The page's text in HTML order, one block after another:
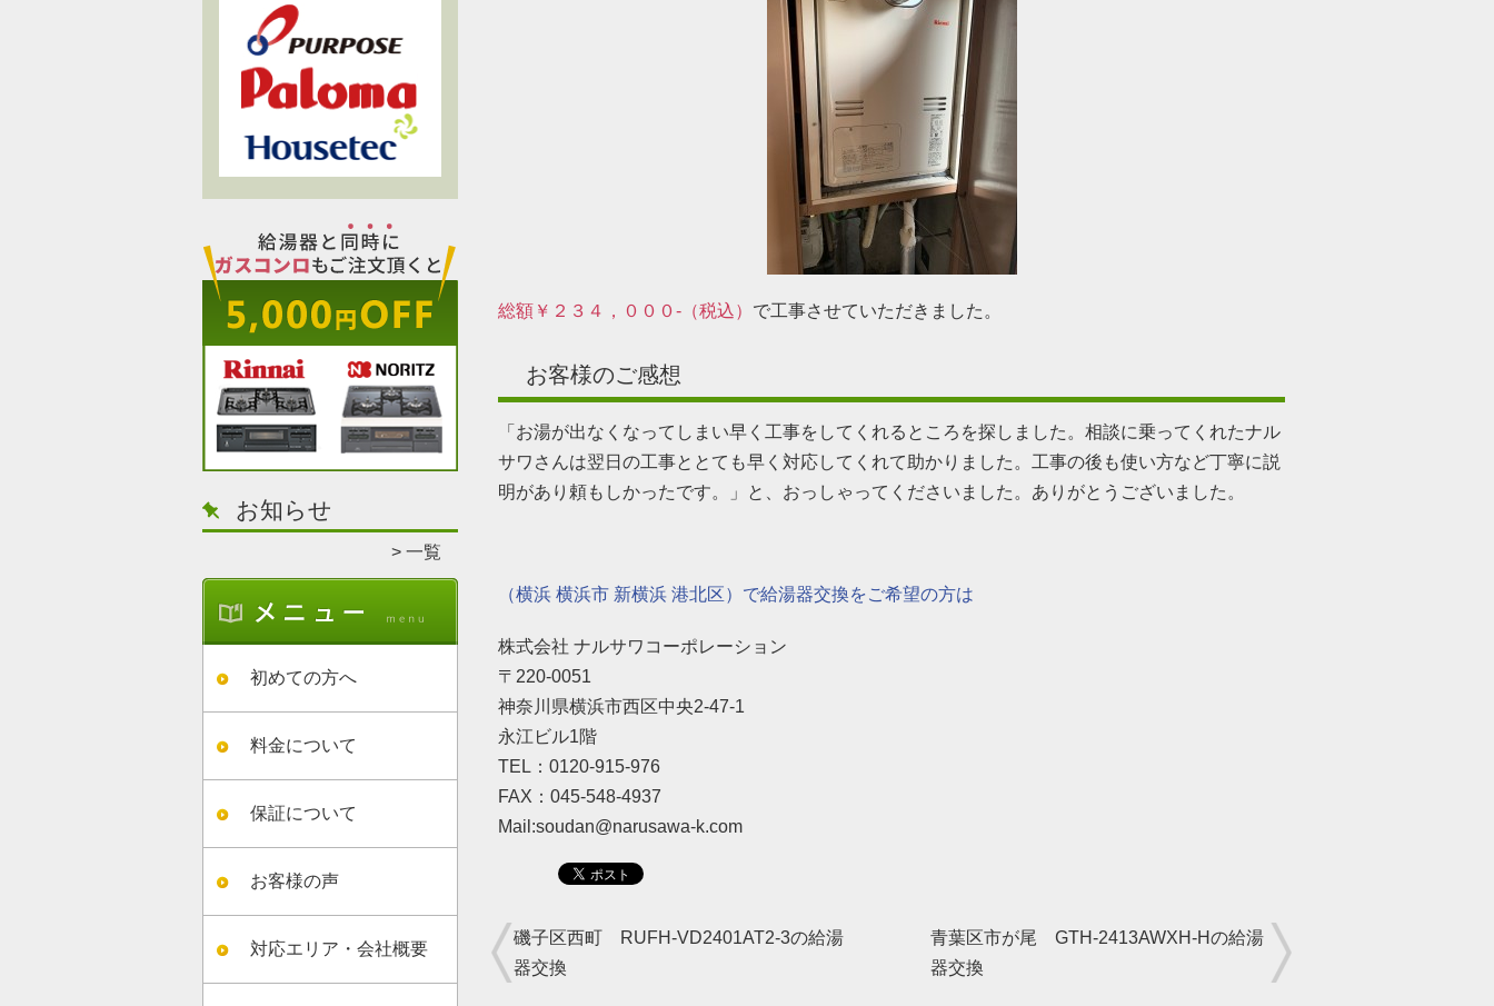
お知らせ
一覧
初めての方へ
料金について
保証について
お客様の声
対応エリア・会社概要
総額￥２３４，０００-（税込） で工事させていただきました。
お客様のご感想
「お湯が出なくなってしまい早く工事をしてくれるところを探しました。相談に乗ってくれたナル
サワさんは翌日の工事ととても早く対応してくれて助かりました。工事の後も使い方など丁寧に説
明があり頼もしかったです。」と、おっしゃってくださいました。ありがとうございました。
（横浜 横浜市 新横浜 港北区）で給湯器交換をご希望の方は
株式会社 ナルサワコーポレーション
〒220-0051
神奈川県横浜市西区中央2-47-1
永江ビル1階
TEL：0120-915-976
FAX：045-548-4937
Mail:soudan@narusawa-k.com
磯子区西町 RUFH-VD2401AT2-3の給湯
器交換
青葉区市が尾 GTH-2413AWXH-Hの給湯
器交換